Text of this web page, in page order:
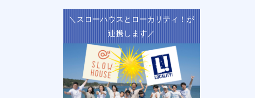
＼スローハウスとローカリティ！が
連携します／